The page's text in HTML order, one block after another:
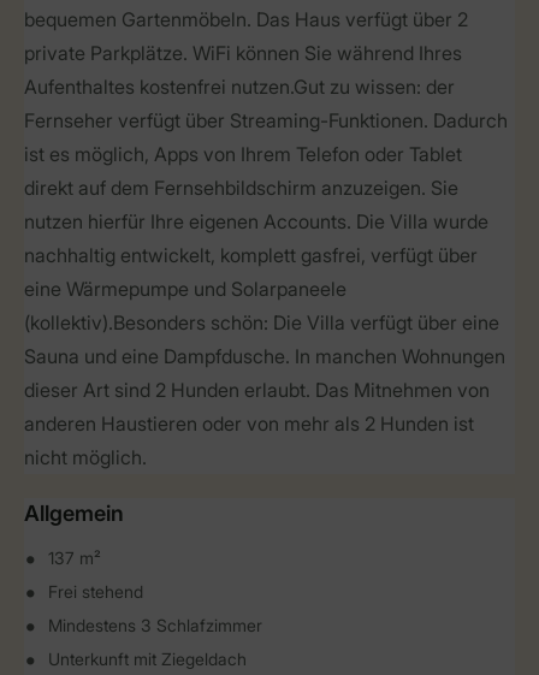
bequemen Gartenmöbeln. Das Haus verfügt über 2
private Parkplätze. WiFi können Sie während Ihres
Aufenthaltes kostenfrei nutzen.Gut zu wissen: der
Fernseher verfügt über Streaming-Funktionen. Dadurch
ist es möglich, Apps von Ihrem Telefon oder Tablet
direkt auf dem Fernsehbildschirm anzuzeigen. Sie
nutzen hierfür Ihre eigenen Accounts. Die Villa wurde
nachhaltig entwickelt, komplett gasfrei, verfügt über
eine Wärmepumpe und Solarpaneele
(kollektiv).Besonders schön: Die Villa verfügt über eine
Sauna und eine Dampfdusche. In manchen Wohnungen
dieser Art sind 2 Hunden erlaubt. Das Mitnehmen von
anderen Haustieren oder von mehr als 2 Hunden ist
nicht möglich.
Allgemein
137 m²
Frei stehend
Mindestens 3 Schlafzimmer
Unterkunft mit Ziegeldach